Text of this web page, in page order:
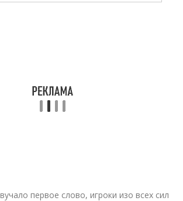
первое слово, игроки изо всех сил